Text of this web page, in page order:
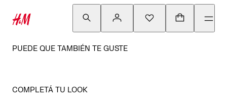
PUEDE QUE TAMBIÉN TE GUSTE
COMPLETÁ TU LOOK